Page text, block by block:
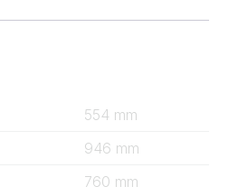
554 mm
946 mm
760 mm